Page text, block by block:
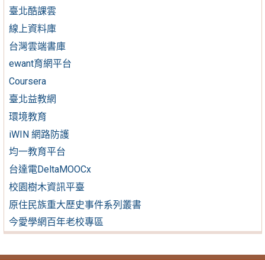
臺北酷課雲
線上資料庫
台灣雲端書庫
ewant育網平台
Coursera
臺北益教網
環境教育
iWIN 網路防護
均一教育平台
台達電DeltaMOOCx
校園樹木資訊平臺
原住民族重大歷史事件系列叢書
今愛學網百年老校專區